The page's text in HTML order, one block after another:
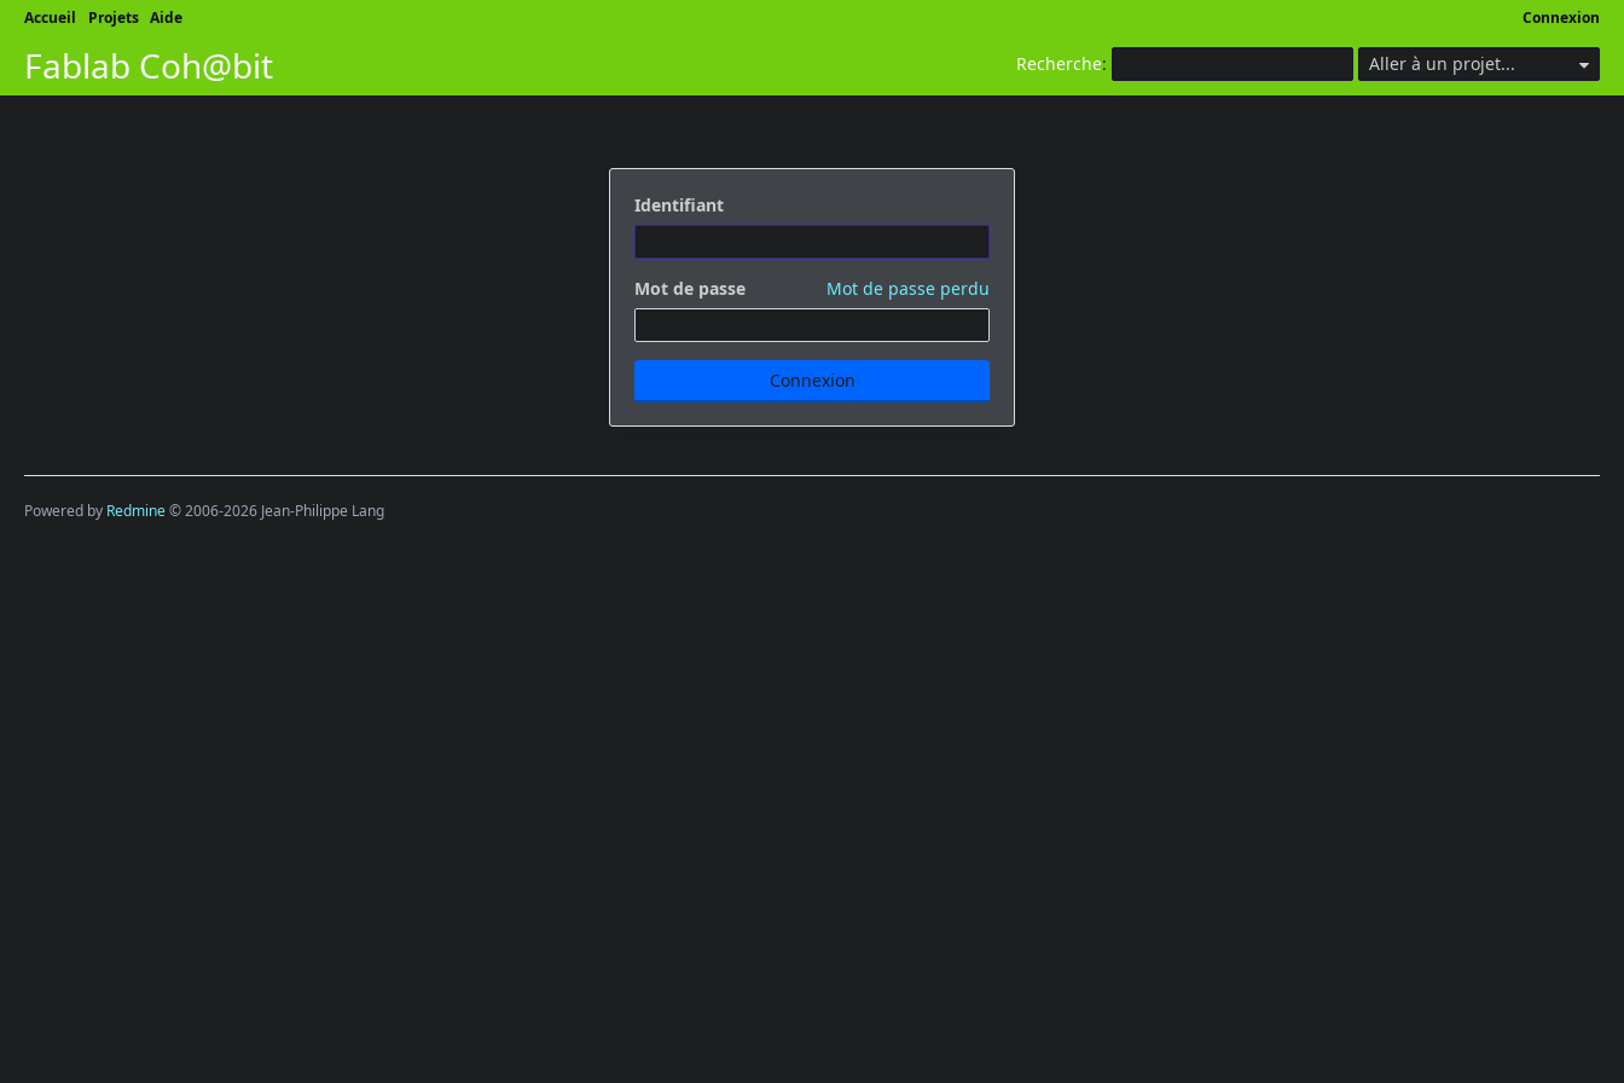
Connexion
Accueil Projets Aide
Recherche: Aller à un projet...
Fablab Coh@bit
Identifiant
Mot de passe Mot de passe perdu
Powered by Redmine© 2006-2026 Jean-Philippe Lang